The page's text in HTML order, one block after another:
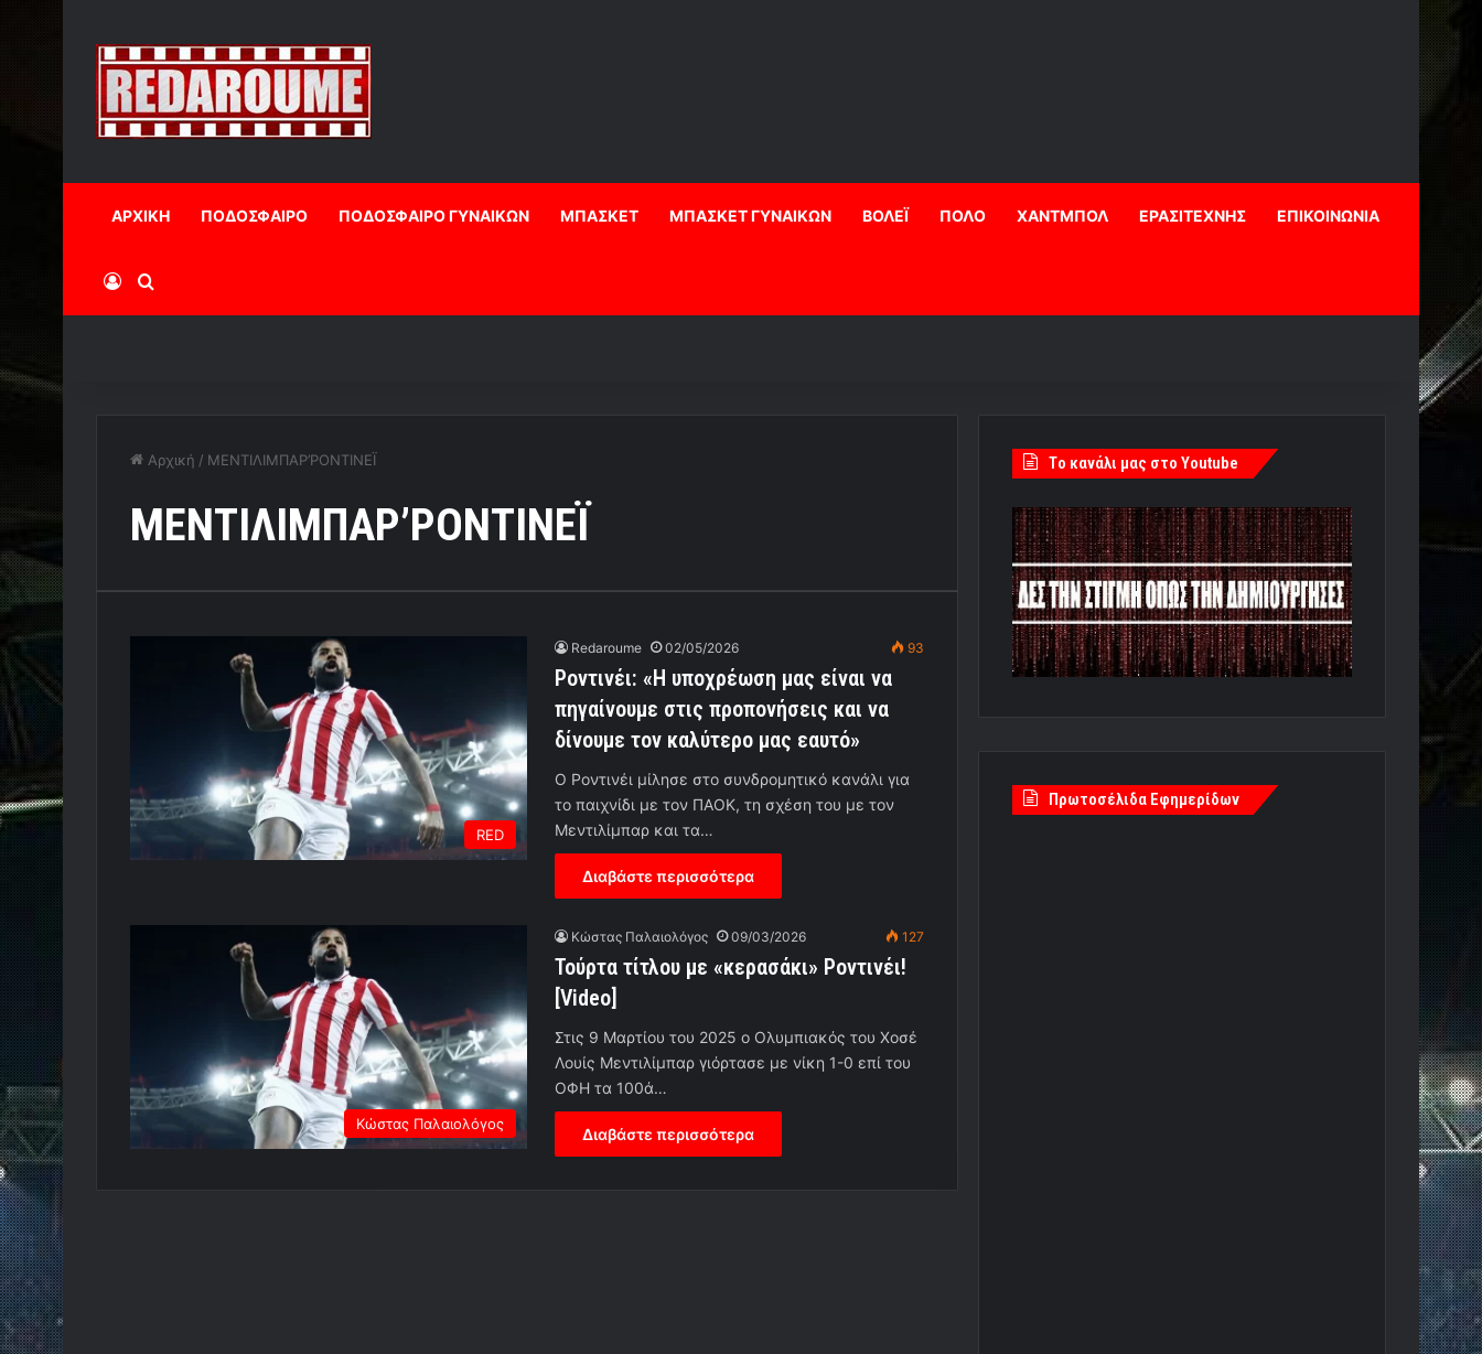
ΑΡΧΙΚΗ ΠΟΔΟΣΦΑΙΡΟ ΠΟΔΟΣΦΑΙΡΟ ΓΥΝΑΙΚΩΝ ΜΠΑΣΚΕΤ ΜΠΑΣΚΕΤ ΓΥΝΑΙΚΩΝ ΒΟΛΕΪ ΠΟΛΟ ΧΑΝΤΜΠΟΛ ΕΡΑΣΙΤΕΧΝΗΣ ΕΠΙΚΟΙΝΩΝΙΑ
Log InΑναζήτηση
Αρχική / ΜΕΝΤΙΛΙΜΠΑΡ’ΡΟΝΤΙΝΕΪ
ΜΕΝΤΙΛΙΜΠΑΡ’ΡΟΝΤΙΝΕΪ
RED
Redaroume 02/05/2026 93
Ροντινέι: «Η υποχρέωση μας είναι να
πηγαίνουμε στις προπονήσεις και να
δίνουμε τον καλύτερο μας εαυτό»
Ο Ροντινέι μίλησε στο συνδρομητικό κανάλι για
το παιχνίδι με τον ΠΑΟΚ, τη σχέση του με τον
Μεντιλίμπαρ και τα…
Διαβάστε περισσότερα
Κώστας Παλαιολόγος
Κώστας Παλαιολόγος 09/03/2026 127
Τούρτα τίτλου με «κερασάκι» Ροντινέι!
[Video]
Στις 9 Μαρτίου του 2025 ο Ολυμπιακός του Χοσέ
Λουίς Μεντιλίμπαρ γιόρτασε με νίκη 1-0 επί του
ΟΦΗ τα 100ά…
Διαβάστε περισσότερα
Tο κανάλι μας στο Youtube
Πρωτοσέλιδα Εφημερίδων